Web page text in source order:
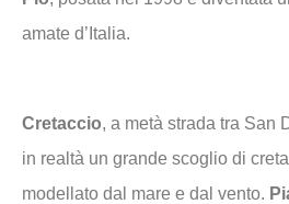
amate d’Italia.
Cretaccio, a metà strada tra San
in realtà un grande scoglio di
modellato dal mare e dal vento.